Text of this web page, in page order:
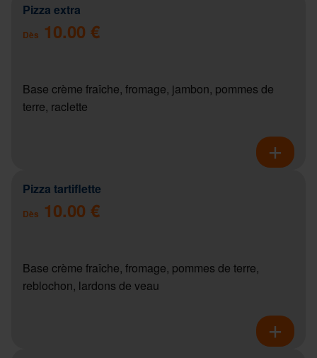
Pizza extra
Dès 10.00 €
Base crème fraîche, fromage, jambon, pommes de
terre, raclette
Pizza tartiflette
Dès 10.00 €
Base crème fraîche, fromage, pommes de terre,
reblochon, lardons de veau